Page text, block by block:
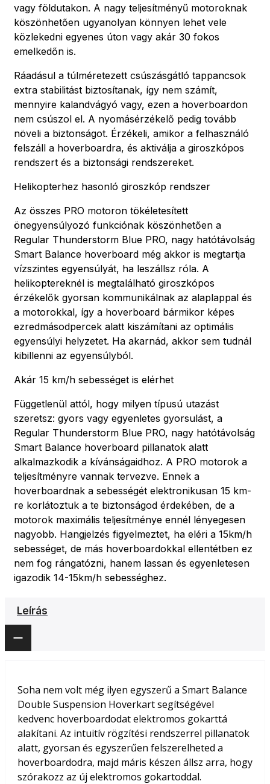
vagy földutakon. A nagy teljesítményű motoroknak
köszönhetően ugyanolyan könnyen lehet vele
közlekedni egyenes úton vagy akár 30 fokos
emelkedőn is.
Ráadásul a túlméretezett csúszásgátló tappancsok
extra stabilitást biztosítanak, így nem számít,
mennyire kalandvágyó vagy, ezen a hoverboardon
nem csúszol el. A nyomásérzékelő pedig tovább
növeli a biztonságot. Érzékeli, amikor a felhasználó
felszáll a hoverboardra, és aktiválja a giroszkópos
rendszert és a biztonsági rendszereket.
Helikopterhez hasonló giroszkóp rendszer
Az összes PRO motoron tökéletesített
önegyensúlyozó funkciónak köszönhetően a
Regular Thunderstorm Blue PRO, nagy hatótávolság
Smart Balance hoverboard még akkor is megtartja
vízszintes egyensúlyát, ha leszállsz róla. A
helikoptereknél is megtalálható giroszkópos
érzékelők gyorsan kommunikálnak az alaplappal és
a motorokkal, így a hoverboard bármikor képes
ezredmásodpercek alatt kiszámítani az optimális
egyensúlyi helyzetet. Ha akarnád, akkor sem tudnál
kibillenni az egyensúlyból.
Akár 15 km/h sebességet is elérhet
Függetlenül attól, hogy milyen típusú utazást
szeretsz: gyors vagy egyenletes gyorsulást, a
Regular Thunderstorm Blue PRO, nagy hatótávolság
Smart Balance hoverboard pillanatok alatt
alkalmazkodik a kívánságaidhoz. A PRO motorok a
teljesítményre vannak tervezve. Ennek a
hoverboardnak a sebességét elektronikusan 15 km-
re korlátoztuk a te biztonságod érdekében, de a
motorok maximális teljesítménye ennél lényegesen
nagyobb. Hangjelzés figyelmeztet, ha eléri a 15km/h
sebességet, de más hoverboardokkal ellentétben ez
nem fog rángatózni, hanem lassan és egyenletesen
igazodik 14-15km/h sebességhez.
Leírás
Soha nem volt még ilyen egyszerű a Smart Balance
Double Suspension Hoverkart segítségével
kedvenc hoverboardodat elektromos gokarttá
alakítani. Az intuitív rögzítési rendszerrel pillanatok
alatt, gyorsan és egyszerűen felszerelheted a
hoverboardodra, majd máris készen állsz arra, hogy
szórakozz az új elektromos gokartoddal.